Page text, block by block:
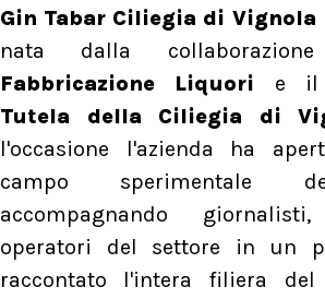
Gin Tabar Ciliegia di Vignola
nata dalla
Fabbricazione Liquori e
Tutela della Ciliegia di
l'occasione l'azienda ha
campo sperimentale
accompagnando
operatori del settore in un
raccontato l'intera filiera del